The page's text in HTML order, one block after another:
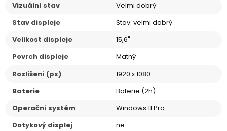
Vizuální stav
Velmi dobrý
Stav displeje
Stav: velmi dobrý
Velikost displeje
15,6"
Povrch displeje
Matný
Rozlišení (px)
1920 x 1080
Baterie
Baterie (2h)
Operační systém
Windows 11 Pro
Dotykový displej
ne